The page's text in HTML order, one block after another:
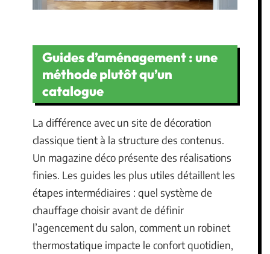
Guides d’aménagement : une
méthode plutôt qu’un
catalogue
La différence avec un site de décoration
classique tient à la structure des contenus.
Un magazine déco présente des réalisations
finies. Les guides les plus utiles détaillent les
étapes intermédiaires : quel système de
chauffage choisir avant de définir
l’agencement du salon, comment un robinet
thermostatique impacte le confort quotidien,